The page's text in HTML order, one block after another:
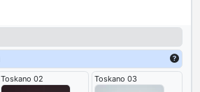
kullanılan metal aksam ve diğer
arttırmakla beraber estetik
Sırt kısmında dikişle ayrılmış ek
Oturma fontu farklı vücut ölçülerine
konforlu olarak tasarlanmıştır.
şekillidir. Ayakları metal boyalı ve U
Toskano 02 Toskano 03